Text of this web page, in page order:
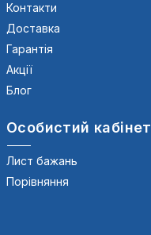
Контакти
Доставка
Гарантія
Акції
Блог
Особистий кабінет
Лист бажань
Порівняння